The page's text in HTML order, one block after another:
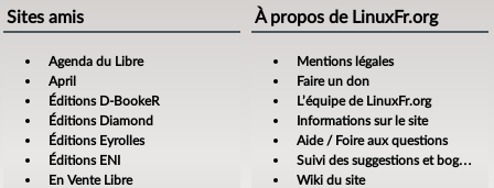
Sites amis
Agenda du Libre
April
Éditions D-BookeR
Éditions Diamond
Éditions Eyrolles
Éditions ENI
En Vente Libre
À propos de LinuxFr.org
Mentions légales
Faire un don
L’équipe de LinuxFr.org
Informations sur le site
Aide / Foire aux questions
Suivi des suggestions et bogues
Wiki du site